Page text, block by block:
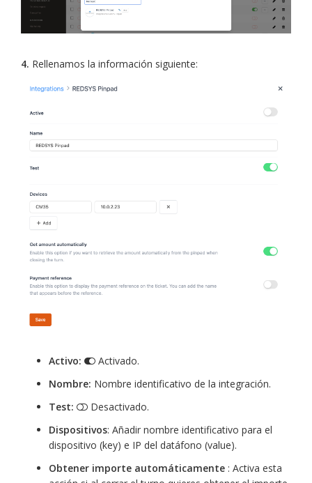
4. Rellenamos la información siguiente:
Activo:
Activado.
Nombre: Nombre identificativo de la integración.
Test:
Desactivado.
Dispositivos: Añadir nombre identificativo para el
dispositivo (key) e IP del datáfono (value).
Obtener importe automáticamente : Activa esta